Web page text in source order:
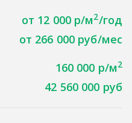
от 12 000 р/м2/год
от 266 000 руб/мес
160 000 р/м2
42 560 000 руб